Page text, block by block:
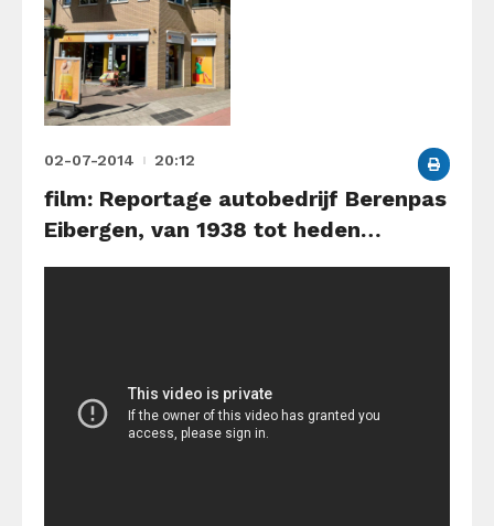
02-07-2014 20:12
film: Reportage autobedrijf Berenpas
Eibergen, van 1938 tot heden…